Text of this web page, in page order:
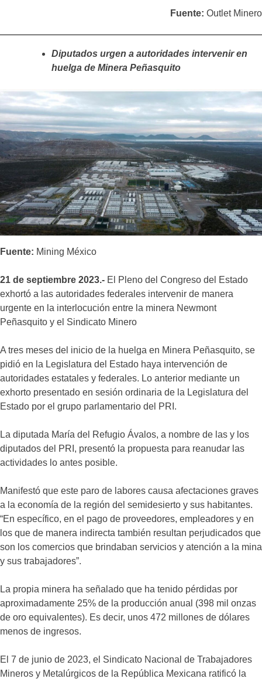
Fuente: Outlet Minero
Diputados urgen a autoridades intervenir en
huelga de Minera Peñasquito
Fuente: Mining México
21 de septiembre 2023.- El Pleno del Congreso del Estado
exhortó a las autoridades federales intervenir de manera
urgente en la interlocución entre la minera Newmont
Peñasquito y el Sindicato Minero
A tres meses del inicio de la huelga en Minera Peñasquito, se
pidió en la Legislatura del Estado haya intervención de
autoridades estatales y federales. Lo anterior mediante un
exhorto presentado en sesión ordinaria de la Legislatura del
Estado por el grupo parlamentario del PRI.
La diputada María del Refugio Ávalos, a nombre de las y los
diputados del PRI, presentó la propuesta para reanudar las
actividades lo antes posible.
Manifestó que este paro de labores causa afectaciones graves
a la economía de la región del semidesierto y sus habitantes.
“En específico, en el pago de proveedores, empleadores y en
los que de manera indirecta también resultan perjudicados que
son los comercios que brindaban servicios y atención a la mina
y sus trabajadores”.
La propia minera ha señalado que ha tenido pérdidas por
aproximadamente 25% de la producción anual (398 mil onzas
de oro equivalentes). Es decir, unos 472 millones de dólares
menos de ingresos.
El 7 de junio de 2023, el Sindicato Nacional de Trabajadores
Mineros y Metalúrgicos de la República Mexicana ratificó la